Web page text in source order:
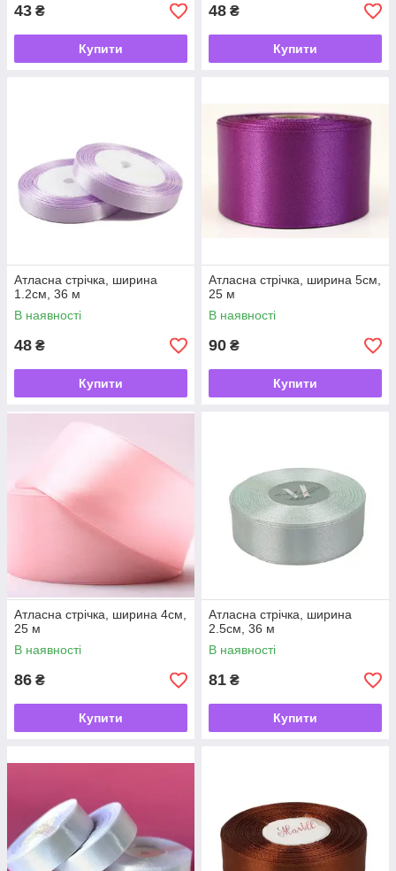
43 ₴
Купити
48 ₴
Купити
Атласна стрічка, ширина
1.2см, 36 м
В наявності
48 ₴
Купити
Атласна стрічка, ширина 5см,
25 м
В наявності
90 ₴
Купити
Атласна стрічка, ширина 4см,
25 м
В наявності
86 ₴
Купити
Атласна стрічка, ширина
2.5см, 36 м
В наявності
81 ₴
Купити